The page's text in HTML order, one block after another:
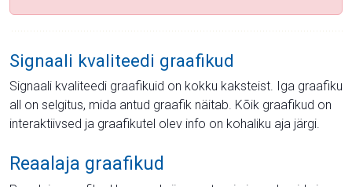
Signaali kvaliteedi graafikud
Signaali kvaliteedi graafikuid on kokku kaksteist. Iga graafiku
all on selgitus, mida antud graafik näitab. Kõik graafikud on
interaktiivsed ja graafikutel olev info on kohaliku aja järgi.
Reaalaja graafikud